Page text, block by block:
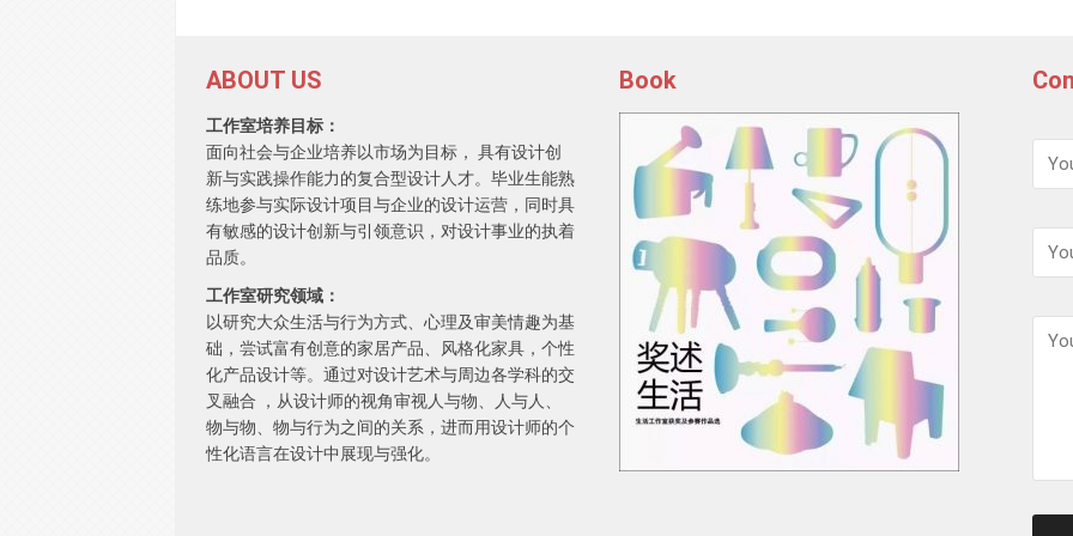
ABOUT US
工作室培养目标：
面向社会与企业培养以市场为目标， 具有设计创
新与实践操作能力的复合型设计人才。毕业生能熟
练地参与实际设计项目与企业的设计运营，同时具
有敏感的设计创新与引领意识，对设计事业的执着
品质。
工作室研究领域：
以研究大众生活与行为方式、心理及审美情趣为基
础，尝试富有创意的家居产品、风格化家具，个性
化产品设计等。通过对设计艺术与周边各学科的交
叉融合 ，从设计师的视角审视人与物、人与人、
物与物、物与行为之间的关系，进而用设计师的个
性化语言在设计中展现与强化。
Book
请